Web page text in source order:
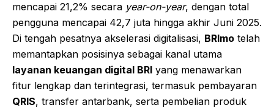
mencapai 21,2% secara year-on-year, dengan total
pengguna mencapai 42,7 juta hingga akhir Juni 2025.
Di tengah pesatnya akselerasi digitalisasi, BRImo telah
memantapkan posisinya sebagai kanal utama
layanan keuangan digital BRI yang menawarkan
fitur lengkap dan terintegrasi, termasuk pembayaran
QRIS, transfer antarbank, serta pembelian produk